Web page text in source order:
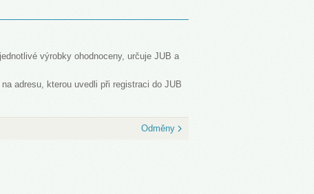
výrobky ohodnoceny, určuje JUB a
adresu, kterou uvedli při registraci do JUB
Odměny